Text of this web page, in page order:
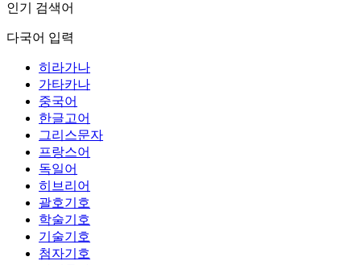
인기 검색어
다국어 입력
히라가나
가타카나
중국어
한글고어
그리스문자
프랑스어
독일어
히브리어
괄호기호
학술기호
기술기호
첨자기호